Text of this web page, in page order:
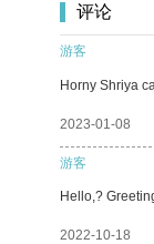
评论
游客
Horny Shriya
2023-01-08
游客
Hello,?
2022-10-18